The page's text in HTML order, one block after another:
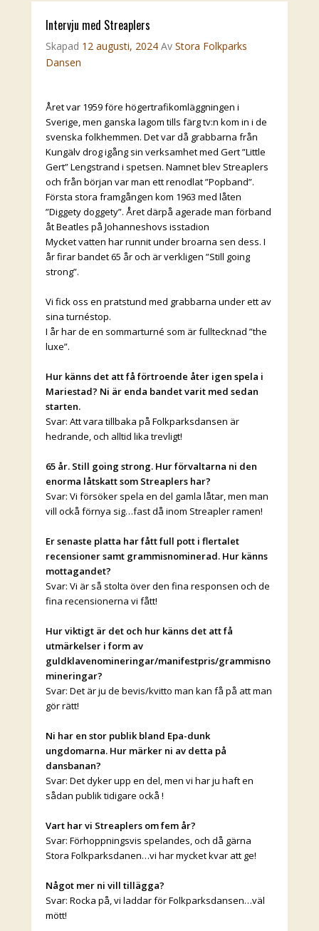
Intervju med Streaplers
Skapad 12 augusti, 2024 Av Stora Folkparks
Dansen
Året var 1959 före högertrafikomläggningen i
Sverige, men ganska lagom tills färg tv:n kom in i de
svenska folkhemmen. Det var då grabbarna från
Kungälv drog igång sin verksamhet med Gert ”Little
Gert” Lengstrand i spetsen. Namnet blev Streaplers
och från början var man ett renodlat ”Popband”.
Första stora framgången kom 1963 med låten
”Diggety doggety”. Året därpå agerade man förband
åt Beatles på Johanneshovs isstadion
Mycket vatten har runnit under broarna sen dess. I
år firar bandet 65 år och är verkligen ”Still going
strong”.
Vi fick oss en pratstund med grabbarna under ett av
sina turnéstop.
I år har de en sommarturné som är fulltecknad ”the
luxe”.
Hur känns det att få förtroende åter igen spela i
Mariestad? Ni är enda bandet varit med sedan
starten.
Svar: Att vara tillbaka på Folkparksdansen är
hedrande, och alltid lika trevligt!
65 år. Still going strong. Hur förvaltarna ni den
enorma låtskatt som Streaplers har?
Svar: Vi försöker spela en del gamla låtar, men man
vill ockå förnya sig…fast då inom Streapler ramen!
Er senaste platta har fått full pott i flertalet
recensioner samt grammisnominerad. Hur känns
mottagandet?
Svar: Vi är så stolta över den fina responsen och de
fina recensionerna vi fått!
Hur viktigt är det och hur känns det att få
utmärkelser i form av
guldklavenomineringar/manifestpris/grammisno
mineringar?
Svar: Det är ju de bevis/kvitto man kan få på att man
gör rätt!
Ni har en stor publik bland Epa-dunk
ungdomarna. Hur märker ni av detta på
dansbanan?
Svar: Det dyker upp en del, men vi har ju haft en
sådan publik tidigare ockå !
Vart har vi Streaplers om fem år?
Svar: Förhoppningsvis spelandes, och då gärna
Stora Folkparksdanen…vi har mycket kvar att ge!
Något mer ni vill tillägga?
Svar: Rocka på, vi laddar för Folkparksdansen…väl
mött!